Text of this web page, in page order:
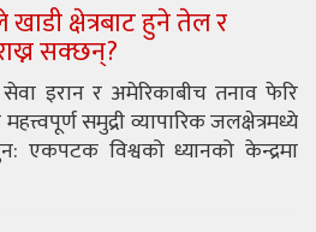
क्षेत्रबाट हुने तेल र
सक्छन्?
इरान र अमेरिकाबीच तनाव फेरि
समुद्री व्यापारिक जलक्षेत्रमध्ये
एकपटक विश्वको ध्यानको केन्द्रमा